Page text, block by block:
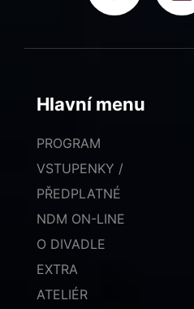
Hlavní menu
PROGRAM
VSTUPENKY /
PŘEDPLATNÉ
NDM ON-LINE
O DIVADLE
EXTRA
ATELIÉR